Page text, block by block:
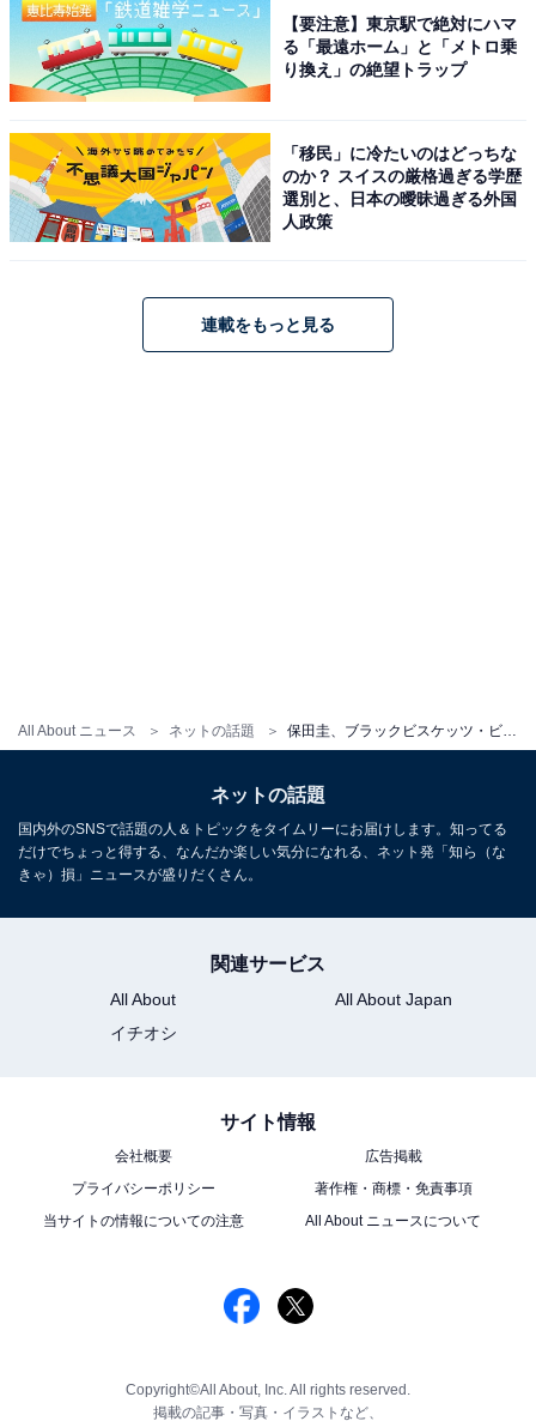
All About ニュース ネットの話題 保田圭、ブラックビスケッツ・ビビアンとのラブラブツーショット！ 互いに40歳オーバーとは思えぬ美貌を放つ
【要注意】東京駅で絶対にハマ
る「最遠ホーム」と「メトロ乗
り換え」の絶望トラップ
「移民」に冷たいのはどっちな
のか？ スイスの厳格過ぎる学歴
選別と、日本の曖昧過ぎる外国
人政策
連載をもっと見る
ネットの話題
国内外のSNSで話題の人＆トピックをタイムリーにお届けします。知ってる
だけでちょっと得する、なんだか楽しい気分になれる、ネット発「知ら（な
きゃ）損」ニュースが盛りだくさん。
関連サービス
All About
All About Japan
イチオシ
サイト情報
会社概要
広告掲載
プライバシーポリシー
著作権・商標・免責事項
当サイトの情報についての注意
All About ニュースについて
Copyright©All About, Inc. All rights reserved.
掲載の記事・写真・イラストなど、